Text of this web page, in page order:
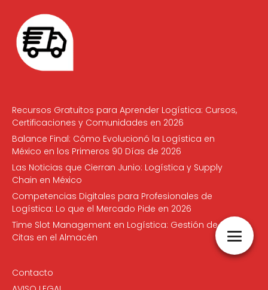
Recursos Gratuitos para Aprender Logística: Cursos,
Certificaciones y Comunidades en 2026
Balance Final: Cómo Evolucionó la Logística en
México en los Primeros 90 Días de 2026
Las Noticias que Cierran Junio: Logística y Supply
Chain en México
Competencias Digitales para Profesionales de
Logística: Lo que el Mercado Pide en 2026
Time Slot Management en Logística: Gestión de
Citas en el Almacén
Contacto